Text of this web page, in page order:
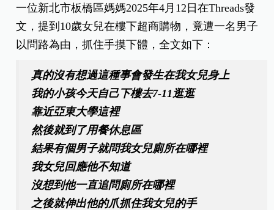
一位新北市板橋區媽媽2025年4月12日在Threads發
文，提到10歲女兒在樓下超商購物，竟遭一名男子
以問路為由，抓住手摸下體，全文如下：
真的沒有想過這種事會發生在我女兒身上
我的小孩今天自己下樓去7-11逛逛
靠近亞東大學這裡
然後就到了用餐休息區
結果有個男子就問我女兒廁所在哪裡
我女兒回應他不知道
沒想到他一直追問廁所在哪裡
之後就伸出他的爪抓住我女兒的手